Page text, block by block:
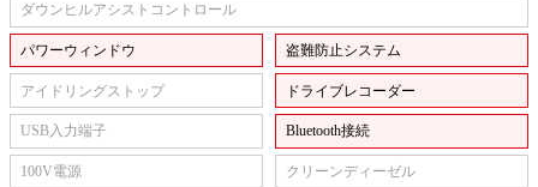
ダウンヒルアシストコントロール
パワーウィンドウ 盗難防止システム
アイドリングストップ ドライブレコーダー
USB入力端子 Bluetooth接続
100V電源 クリーンディーゼル